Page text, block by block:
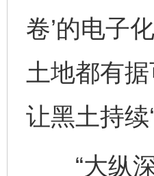
卷’的电子
土地都有
让黑土持续
“大纵